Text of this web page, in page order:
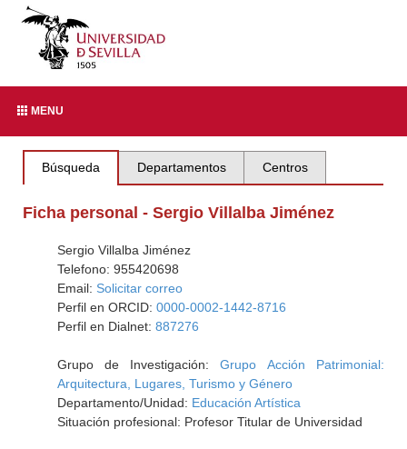
MENU
Búsqueda Departamentos Centros
Ficha personal - Sergio Villalba Jiménez
Sergio Villalba Jiménez
Telefono: 955420698
Email: Solicitar correo
Perfil en ORCID: 0000-0002-1442-8716
Perfil en Dialnet: 887276
Grupo de Investigación:Grupo Acción Patrimonial:
Arquitectura, Lugares, Turismo y Género
Departamento/Unidad: Educación Artística
Situación profesional: Profesor Titular de Universidad